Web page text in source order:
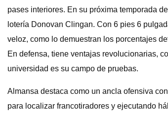
pases interiores. En su próxima temporada
lotería Donovan Clingan. Con 6 pies 6
veloz, como lo demuestran los porcentajes
En defensa, tiene ventajas revolucionarias,
universidad es su campo de pruebas.
Almansa destaca como un ancla ofensiva
para localizar francotiradores y ejecutando